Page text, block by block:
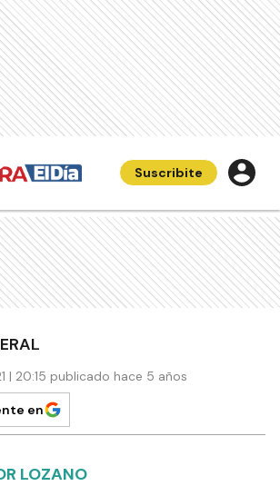
Suscribite
| 20:15 publicado hace 5 años
en
LOZANO